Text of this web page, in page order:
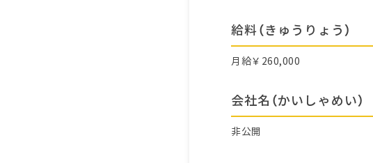
給料（きゅうりょう）
月給￥260,000
会社名（かいしゃめい）
非公開